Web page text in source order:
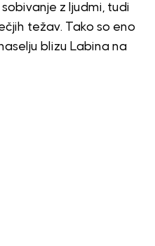
z ljudmi, tudi
težav. Tako so eno
naselju blizu Labina na